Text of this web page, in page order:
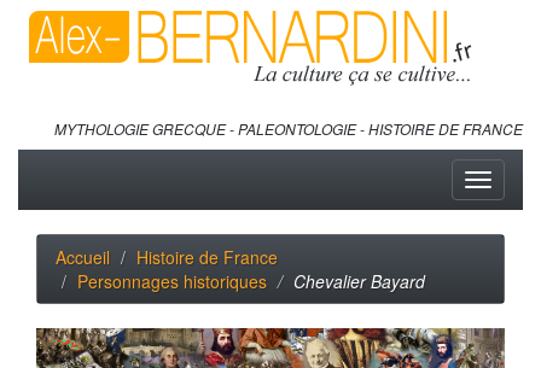
MYTHOLOGIE GRECQUE - PALEONTOLOGIE - HISTOIRE DE FRANCE
Toggle
Accueil
Histoire de France
Personnages historiques
Chevalier Bayard